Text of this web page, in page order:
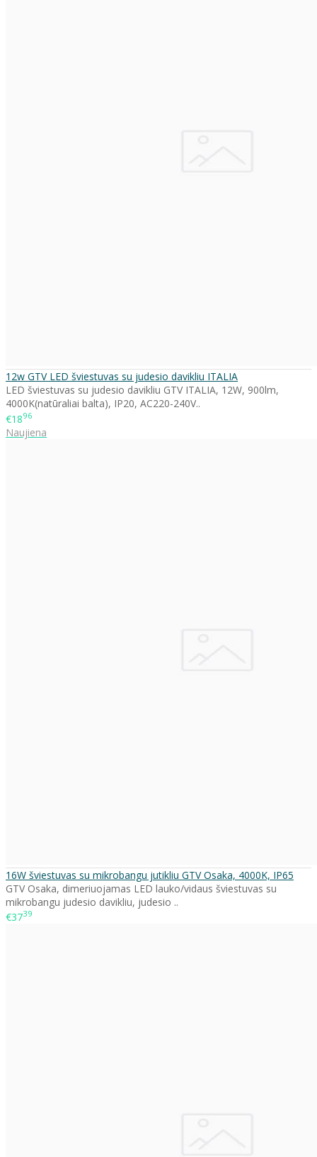
12w GTV LED šviestuvas su judesio davikliu ITALIA
LED šviestuvas su judesio davikliu GTV ITALIA, 12W, 900lm,
4000K(natūraliai balta), IP20, AC220-240V..
€1896
Naujiena
16W šviestuvas su mikrobangu jutikliu GTV Osaka, 4000K, IP65
GTV Osaka, dimeriuojamas LED lauko/vidaus šviestuvas su
mikrobangu judesio davikliu, judesio ..
€3739